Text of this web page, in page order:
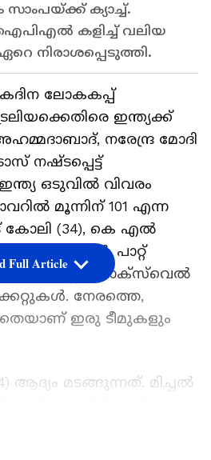
ക്യാച്ച്.
കളിച്ച് വലിയ
നിരാശപ്പെടുത്തി.
ലോകകപ്പ്
ഇന്ത്യക്ക്
നരേന്ദ്ര മോദി
നഷ്ടപ്പെട്ട്
ഇന്ത്യ ഒടുവില്‍ വിവരം
മൂന്നിന് 101 എന്ന
കോലി (34), കെ എല്‍
ക്രീസില്‍. പാറ്റ്
ഗ്ലെന്‍ മാക്‌സ്‌വെല്‍
നേരത്തെ,
ഇരു ടീമുകളും
ആദ്യം മടങ്ങുന്നത്. മിച്ചല്‍
Full Article